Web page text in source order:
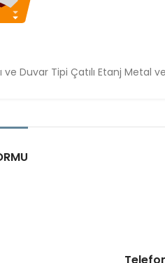
ve Duvar Tipi Çatılı Etanj Metal